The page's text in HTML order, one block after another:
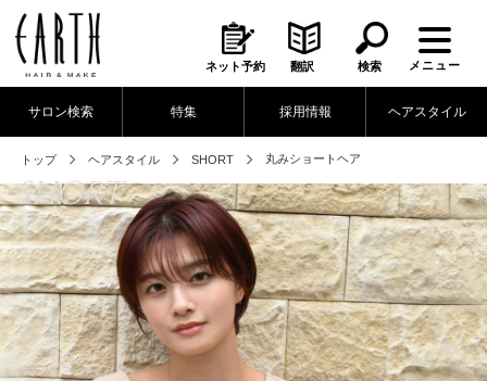
ネット予約 翻訳 検索 メニュー
サロン検索 特集 採用情報 ヘアスタイル
トップ ヘアスタイル SHORT 丸みショートヘア
SHORT